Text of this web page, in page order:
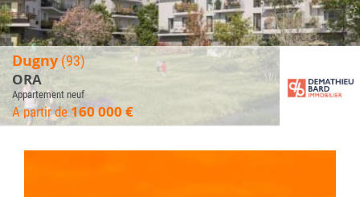
Dugny (93)
ORA
Appartement neuf
A partir de160 000 €